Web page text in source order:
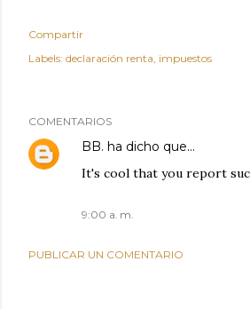
Compartir
Labels: declaración renta impuestos
COMENTARIOS
BB. ha dicho que…
It's cool that you report
9:00 a. m.
PUBLICAR UN COMENTARIO